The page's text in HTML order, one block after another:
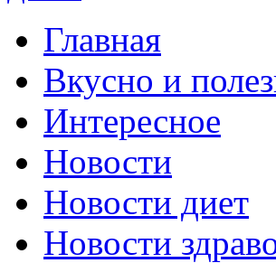
Главная
Вкусно и
Интересное
Новости
Новости диет
Новости